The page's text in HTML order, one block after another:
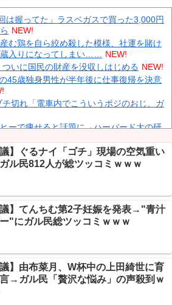
族だけの一日葬」をした結果ｗｗｗｗｗ
ジャンポケ斉藤慎二被告に懲役７年求刑
主張が無理筋なワケ
NEW!
エイ代表渾身のアストンマーチンAMR26
者はカルディレ NEW!
さん、7年ぶり『FRIDAY』表紙で神ボデ
イプスウィッチ・タウンへ移籍決定！プ
健洋、クリスタルパレス加入が決定的
互RSS
は握ってた」ラスベガスで買った3,000円
NEW!
む鶏を自ら絞め殺した模様、社運を賭け
入りになってしまい…… NEW!
ついに国民の財産を没収しはじめる NEW!
45歳独身男性が半年後に仕事復帰を決意
チ切れ「電車内でこういうポジのおじ、ガ
ーで痩せると話題に→ハーバード大の研
パー堀さん、月15万商材＆協会運営が発
ｗｗ NEW!
勢が大興奮→30カ国目の猛者に一同尊敬
日常、謎のVもハマるMyGO新曲に丁寧語
NEW!
ル大幅変更→インプレゾンビ死亡待望論
互RSS
議】ぐるナイ「ゴチ」現場の空気重い
ル民812人が総ツッコミｗｗｗ
議】てんちむ第2子妊娠を発表→"青汁
"にガル民総ツッコミｗｗｗ
議】由布菜月、W杯中の上田綺世に育
→ガル民「贅沢な悩み」の声殺到ｗ